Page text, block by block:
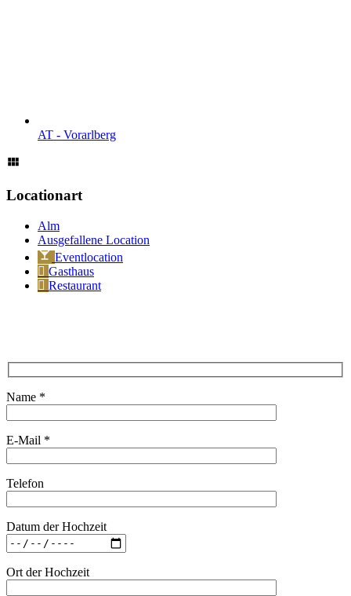
AT - Vorarl­berg
Locationart
Alm
Ausgefallene Location
Eventlocation
Gasthaus
Restaurant
Name *
E-Mail *
Telefon
Datum der Hochzeit
Ort der Hochzeit